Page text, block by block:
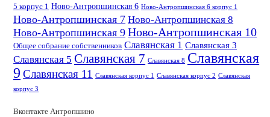
5 корпус 1 Ново-Антропшинская 6 Ново-Антропшинская 6 корпус 1
Ново-Антропшинская 7 Ново-Антропшинская 8
Ново-Антропшинская 9 Ново-Антропшинская 10
Общее собрание собственников Славянская 1 Славянская 3
Славянская 5 Славянская 7 Славянская 8 Славянская
9 Славянская 11 Славянская корпус 1 Славянская корпус 2 Славянская
корпус 3
Вконтакте Антропшино